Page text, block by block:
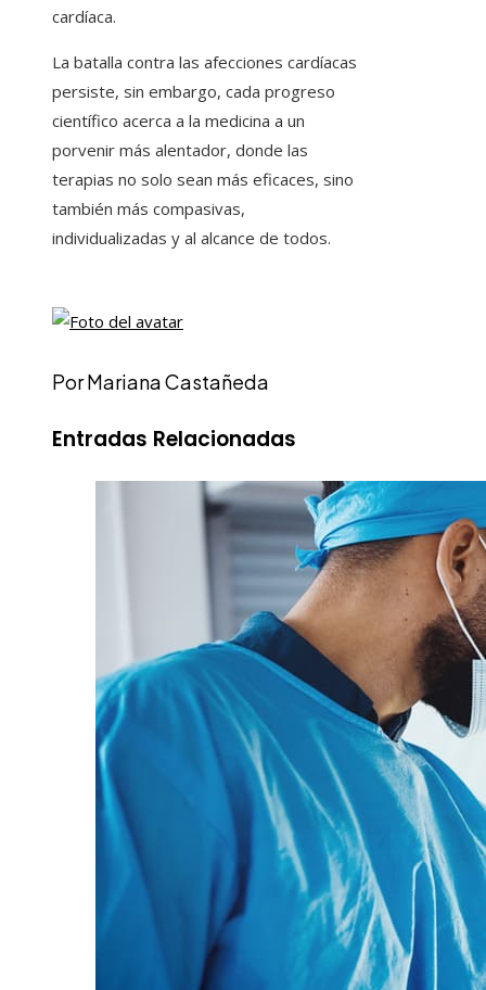
cardíaca.
La batalla contra las afecciones cardíacas
persiste, sin embargo, cada progreso
científico acerca a la medicina a un
porvenir más alentador, donde las
terapias no solo sean más eficaces, sino
también más compasivas,
individualizadas y al alcance de todos.
Por Mariana Castañeda
Entradas Relacionadas